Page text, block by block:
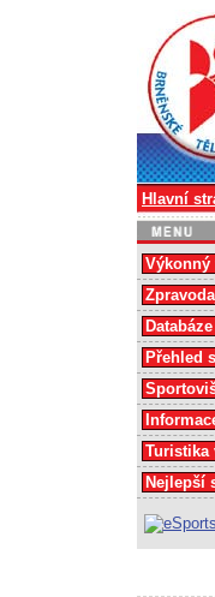
Hlavní
Výkonný
Přehled
Turistika
Nejlepší